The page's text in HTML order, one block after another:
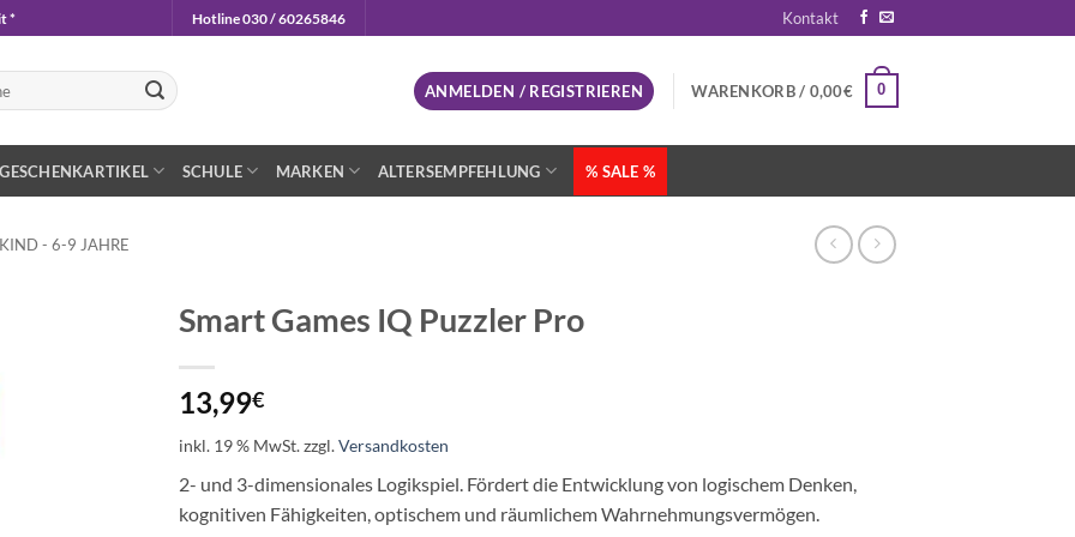
* Hotline 030 / 60265846 Kontakt
ANMELDEN / REGISTRIEREN WARENKORB / 0,00€ 0
GESCHENKARTIKEL SCHULE MARKEN ALTERSEMPFEHLUNG % SALE %
- 6-9 JAHRE
Smart Games IQ Puzzler Pro
13,99€
inkl. 19 % MwSt.zzgl.Versandkosten
2- und 3-dimensionales Logikspiel. Fördert die Entwicklung von logischem Denken,
kognitiven Fähigkeiten, optischem und räumlichem Wahrnehmungsvermögen.